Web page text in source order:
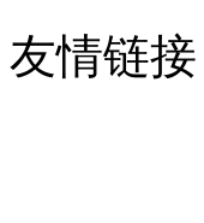
友情链接